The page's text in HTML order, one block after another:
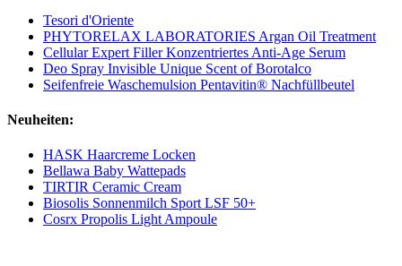
Tesori d'Oriente
PHYTORELAX LABORATORIES Argan Oil Treatment
Cellular Expert Filler Konzentriertes Anti-Age Serum
Deo Spray Invisible Unique Scent of Borotalco
Seifenfreie Waschemulsion Pentavitin® Nachfüllbeutel
Neuheiten:
HASK Haarcreme Locken
Bellawa Baby Wattepads
TIRTIR Ceramic Cream
Biosolis Sonnenmilch Sport LSF 50+
Cosrx Propolis Light Ampoule